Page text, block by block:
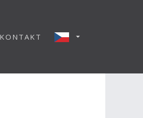
KONTAKT